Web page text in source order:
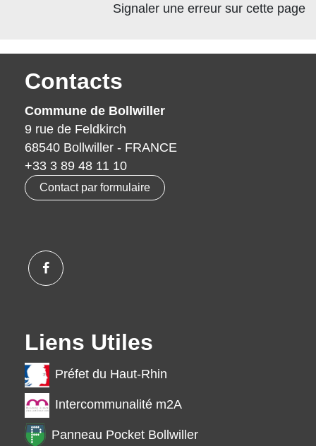
Signaler une erreur sur cette page
Contacts
Commune de Bollwiller
9 rue de Feldkirch
68540 Bollwiller - FRANCE
+33 3 89 48 11 10
Contact par formulaire
Liens Utiles
Préfet du Haut-Rhin
Intercommunalité m2A
Panneau Pocket Bollwiller